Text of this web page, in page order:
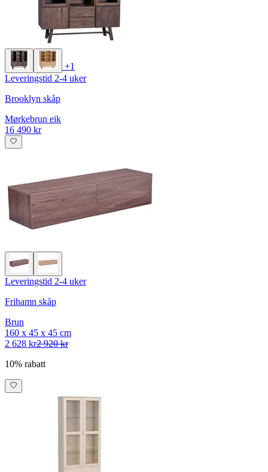
+1
Leveringstid 2-4 uker
Brooklyn skåp
Mørkebrun eik
16 490 kr
Leveringstid 2-4 uker
Frihamn skåp
Brun
160 x 45 x 45 cm
2 628 kr2 920 kr
10% rabatt